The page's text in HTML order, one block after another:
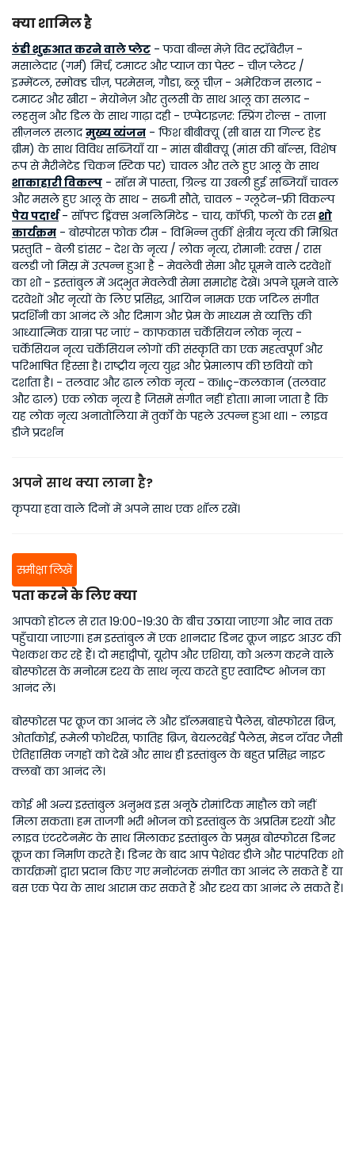
क्या शामिल है
ठंडी शुरुआत करने वाले प्लेट - फवा बीन्स मेज़े विद स्ट्रॉबेरीज़ -
मसालेदार (गर्म) मिर्च, टमाटर और प्याज का पेस्ट - चीज़ प्लेटर /
इम्मेंटल, स्मोक्ड चीज़, परमेसन, गौडा, ब्लू चीज़ - अमेरिकन सलाद -
टमाटर और खीरा - मेयोनेज़ और तुलसी के साथ आलू का सलाद -
लहसुन और डिल के साथ गाढ़ा दही - एप्पेटाइज़र: स्प्रिंग रोल्स - ताज़ा
सीज़नल सलादमुख्य व्यंजन - फिश बीबीक्यू (सी बास या गिल्ट हेड
ब्रीम) के साथ विविध सब्जियाँ या - मांस बीबीक्यू (मांस की बॉल्स, विशेष
रूप से मैरीनेटेड चिकन स्टिक पर) चावल और तले हुए आलू के साथ
शाकाहारी विकल्प - सॉस में पास्ता, ग्रिल्ड या उबली हुई सब्जियाँ चावल
और मसले हुए आलू के साथ - सब्जी सौते, चावल - ग्लूटेन-फ्री विकल्प
पेय पदार्थ- सॉफ्ट ड्रिंक्स अनलिमिटेड - चाय, कॉफी, फलों के रसशो
कार्यक्रम - बोस्पोरस फोक टीम - विभिन्न तुर्की क्षेत्रीय नृत्य की मिश्रित
प्रस्तुति - बेली डांसर - देश के नृत्य / लोक नृत्य, रोमानी: रक्स / रास
बलडी जो मिस्र में उत्पन्न हुआ है - मेवलेवी सेमा और घूमने वाले दरवेशों
का शो - इस्तांबुल में अद्भुत मेवलेवी सेमा समारोह देखें। अपने घूमने वाले
दरवेशों और नृत्यों के लिए प्रसिद्ध, आयिन नामक एक जटिल संगीत
प्रदर्शिनी का आनंद लें और दिमाग और प्रेम के माध्यम से व्यक्ति की
आध्यात्मिक यात्रा पर जाएं - काफकास चर्केसियन लोक नृत्य -
चर्केसियन नृत्य चर्केसियन लोगों की संस्कृति का एक महत्वपूर्ण और
परिभाषित हिस्सा है। राष्ट्रीय नृत्य युद्ध और प्रेमालाप की छवियों को
दर्शाता है। - तलवार और ढाल लोक नृत्य - कılıç-कलकान (तलवार
और ढाल) एक लोक नृत्य है जिसमें संगीत नहीं होता। माना जाता है कि
यह लोक नृत्य अनातोलिया में तुर्कों के पहले उत्पन्न हुआ था। - लाइव
डीजे प्रदर्शन
अपने साथ क्या लाना है?
कृपया हवा वाले दिनों में अपने साथ एक शॉल रखें।
समीक्षा लिखें
पता करने के लिए क्या
आपको होटल से रात 19:00-19:30 के बीच उठाया जाएगा और नाव तक
पहुँचाया जाएगा। हम इस्तांबुल में एक शानदार डिनर क्रूज नाइट आउट की
पेशकश कर रहे हैं। दो महाद्वीपों, यूरोप और एशिया, को अलग करने वाले
बोस्फोरस के मनोरम दृश्य के साथ नृत्य करते हुए स्वादिष्ट भोजन का
आनंद लें।
बोस्फोरस पर क्रूज का आनंद लें और डॉलमबाहचे पैलेस, बोस्फोरस ब्रिज,
ओर्ताकोई, रूमेली फोर्थरेस, फातिह ब्रिज, बेयलरबेई पैलेस, मेडन टॉवर जैसी
ऐतिहासिक जगहों को देखें और साथ ही इस्तांबुल के बहुत प्रसिद्ध नाइट
क्लबों का आनंद लें।
कोई भी अन्य इस्तांबुल अनुभव इस अनूठे रोमांटिक माहौल को नहीं
मिला सकता। हम ताजगी भरी भोजन को इस्तांबुल के अप्रतिम दृश्यों और
लाइव एंटरटेनमेंट के साथ मिलाकर इस्तांबुल के प्रमुख बोस्फोरस डिनर
क्रूज का निर्माण करते हैं। डिनर के बाद आप पेशेवर डीजे और पारंपरिक शो
कार्यक्रमों द्वारा प्रदान किए गए मनोरंजक संगीत का आनंद ले सकते हैं या
बस एक पेय के साथ आराम कर सकते हैं और दृश्य का आनंद ले सकते हैं।